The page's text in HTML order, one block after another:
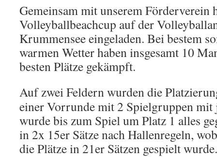
Gemeinsam mit unserem Förderverein
Volleyballbeachcup auf der
Krummensee eingeladen. Bei bestem
warmen Wetter haben insgesamt 10
besten Plätze gekämpft.
Aufzwei Feldern wurden die
einer Vorrunde mit 2 Spielgruppen mit
wurde bis zum Spiel um Platz 1 alles
in 2x 15er Sätze nach Hallenregeln,
die Plätze in 21er Sätzen gespielt wurde.